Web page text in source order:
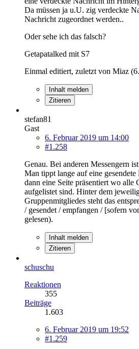
Da müssen ja u.U. zig verdeckte
Nachricht zugeordnet werden..
Oder sehe ich das falsch?
Getapatalked mit S7
Einmal editiert, zuletzt von Miaz (
Inhalt melden
Zitieren
stefan81
Gast
6. Februar 2019 um 14:00
#1.258
Genau. Bei anderen Messengern
Man tippt lange auf eine
dann eine Seite präsentiert wo alle
aufgelistet sind. Hinter dem
Gruppenmitgliedes steht das
/ gesendet / empfangen / [sofern
gelesen).
Inhalt melden
Zitieren
schuschu
Reaktionen
355
Beiträge
1.603
6. Februar 2019 um 19:52
#1.259